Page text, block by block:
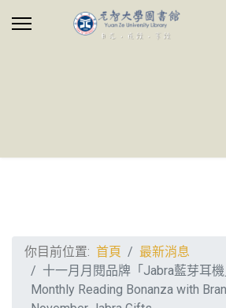
你目前位置: 首頁
最新消息
十一月月閱品牌「Jabra藍芽耳
Monthly Reading Bonanza with